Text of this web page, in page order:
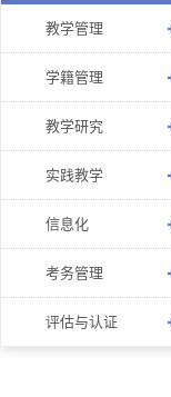
教学管理
学籍管理
教学研究
实践教学
信息化
考务管理
评估与认证